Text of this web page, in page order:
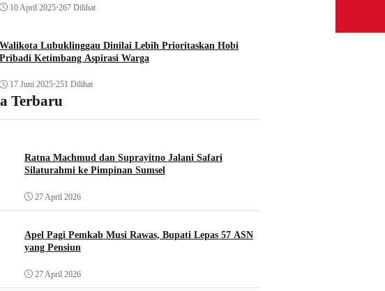
10 April 2025•267 Dilihat
Walikota Lubuklinggau Dinilai Lebih Prioritaskan Hobi
Pribadi Ketimbang Aspirasi Warga
17 Juni 2025•251 Dilihat
Terbaru
Ratna Machmud dan Suprayitno Jalani Safari
Silaturahmi ke Pimpinan Sumsel
27 April 2026
Apel Pagi Pemkab Musi Rawas, Bupati Lepas 57 ASN
yang Pensiun
27 April 2026